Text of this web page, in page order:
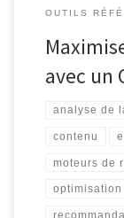
OUTILS
avec un
analyse de
contenu
moteurs de
optimisation